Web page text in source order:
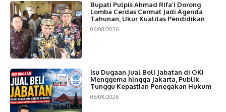
Bupati Pulpis Ahmad Rifa’i Dorong
Lomba Cerdas Cermat Jadi Agenda
Tahunan, Ukur Kualitas Pendidikan
06/08/2026
Isu Dugaan Jual Beli Jabatan di OKI
Menggema hingga Jakarta, Publik
Tunggu Kepastian Penegakan Hukum
05/08/2026